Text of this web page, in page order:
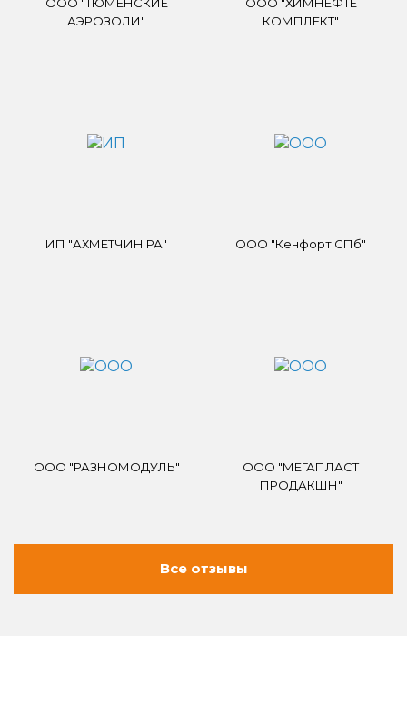
АЭРОЗОЛИ"
КОМПЛЕКТ"
ИП "АХМЕТЧИН РА" ООО "Кенфорт СПб"
ООО "РАЗНОМОДУЛЬ"
ООО "МЕГАПЛАСТ
ПРОДАКШН"
Все отзывы